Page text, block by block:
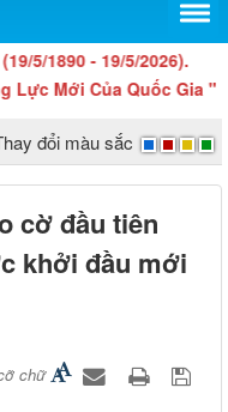
- 19/5/2026).
Của Quốc Gia "
đổi màu sắc
cờ đầu tiên
khởi đầu mới
chữ